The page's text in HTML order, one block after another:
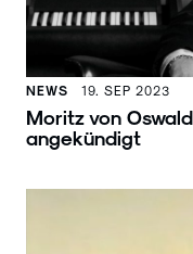
NEWS 19. SEP 2023
Moritz von
angekündigt